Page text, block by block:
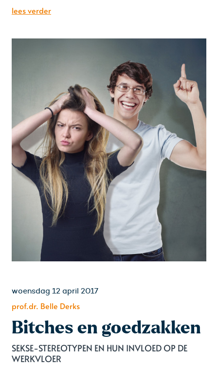
lees verder
woensdag 12 april 2017
prof.dr. Belle Derks
Bitches en goedzakken
SEKSE-STEREOTYPEN EN HUN INVLOED OP DE
WERKVLOER